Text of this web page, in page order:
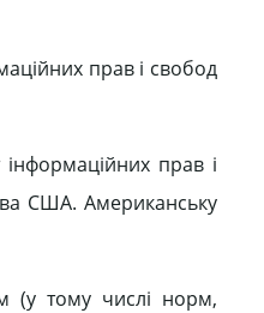
прав і свобод
прав і
США. Американську
(у тому числі норм,